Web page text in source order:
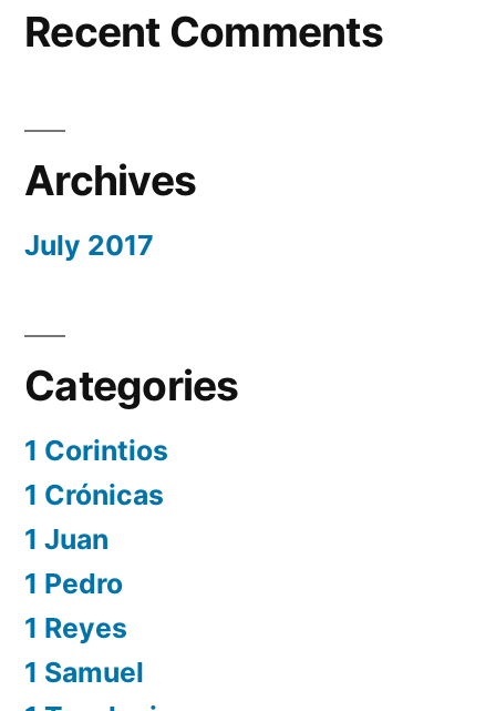
Recent Comments
Archives
July 2017
Categories
1 Corintios
1 Crónicas
1 Juan
1 Pedro
1 Reyes
1 Samuel